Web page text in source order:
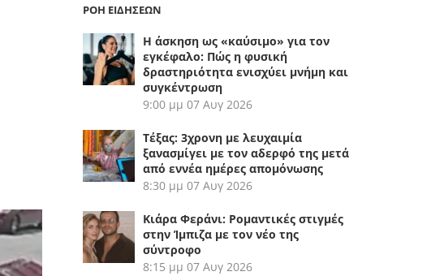
ΡΟΗ ΕΙΔΗΣΕΩΝ
Η άσκηση ως «καύσιμο» για τον
εγκέφαλο: Πώς η φυσική
δραστηριότητα ενισχύει μνήμη και
συγκέντρωση
9:00 μμ 07 Αυγ 2026
Τέξας: 3χρονη με λευχαιμία
ξανασμίγει με τον αδερφό της μετά
από εννέα ημέρες απομόνωσης
8:30 μμ 07 Αυγ 2026
Κιάρα Φεράνι: Ρομαντικές στιγμές
στην Ίμπιζα με τον νέο της
σύντροφο
8:15 μμ 07 Αυγ 2026